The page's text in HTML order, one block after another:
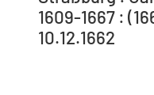
1609-1667 :
10.12.1662